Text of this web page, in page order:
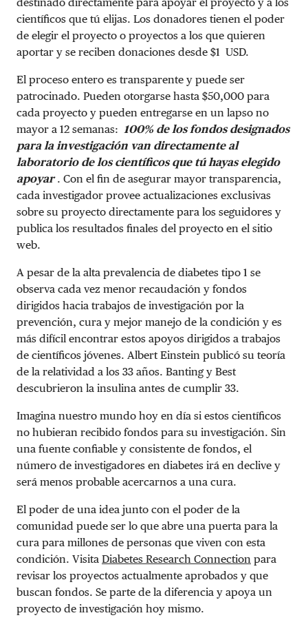
científicos que tú elijas. Los donadores tienen el poder
de elegir el proyecto o proyectos a los que quieren
aportar y se reciben donaciones desde $1 USD.
El proceso entero es transparente y puede ser
patrocinado. Pueden otorgarse hasta $50,000 para
cada proyecto y pueden entregarse en un lapso no
mayor a 12 semanas: 100% de los fondos designados
para la investigación van directamente al
laboratorio de los científicos que tú hayas elegido
apoyar. Con el fin de asegurar mayor transparencia,
cada investigador provee actualizaciones exclusivas
sobre su proyecto directamente para los seguidores y
publica los resultados finales del proyecto en el sitio
web.
A pesar de la alta prevalencia de diabetes tipo 1 se
observa cada vez menor recaudación y fondos
dirigidos hacia trabajos de investigación por la
prevención, cura y mejor manejo de la condición y es
más difícil encontrar estos apoyos dirigidos a trabajos
de científicos jóvenes. Albert Einstein publicó su teoría
de la relatividad a los 33 años. Banting y Best
descubrieron la insulina antes de cumplir 33.
Imagina nuestro mundo hoy en día si estos científicos
no hubieran recibido fondos para su investigación. Sin
una fuente confiable y consistente de fondos, el
número de investigadores en diabetes irá en declive y
será menos probable acercarnos a una cura.
El poder de una idea junto con el poder de la
comunidad puede ser lo que abre una puerta para la
cura para millones de personas que viven con esta
condición. Visita Diabetes Research Connection para
revisar los proyectos actualmente aprobados y que
buscan fondos. Se parte de la diferencia y apoya un
proyecto de investigación hoy mismo.